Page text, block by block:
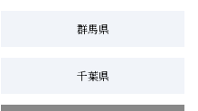
群馬県
千葉県